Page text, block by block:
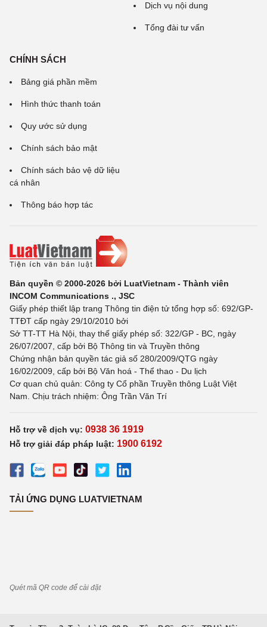
Dịch vụ nội dung
Tổng đài tư vấn
CHÍNH SÁCH
Bảng giá phần mềm
Hình thức thanh toán
Quy ước sử dụng
Chính sách bảo mật
Chính sách bảo vệ dữ liệu
cá nhân
Thông báo hợp tác
Bản quyền © 2000-2026 bởi LuatVietnam - Thành viên
INCOM Communications ., JSC
Giấy phép thiết lập trang Thông tin điện tử tổng hợp số: 692/GP-
TTĐT cấp ngày 29/10/2010 bởi
Sở TT-TT Hà Nội, thay thế giấy phép số: 322/GP - BC, ngày
26/07/2007, cấp bởi Bộ Thông tin và Truyền thông
Chứng nhận bản quyền tác giả số 280/2009/QTG ngày
16/02/2009, cấp bởi Bộ Văn hoá - Thể thao - Du lịch
Cơ quan chủ quản: Công ty Cổ phần Truyền thông Luật Việt
Nam. Chịu trách nhiệm: Ông Trần Văn Trí
Hỗ trợ về dịch vụ: 0938 36 1919
Hỗ trợ giải đáp pháp luật: 1900 6192
TẢI ỨNG DỤNG LUATVIETNAM
Quét mã QR code để cài đặt